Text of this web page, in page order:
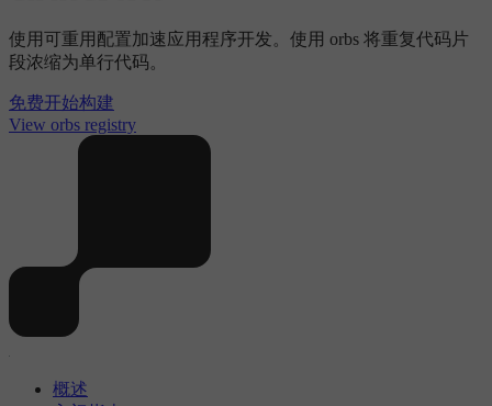
使用可重用配置加速应用程序开发。使用 orbs 将重复代码片
段浓缩为单行代码。
免费开始构建
View orbs registry
概述